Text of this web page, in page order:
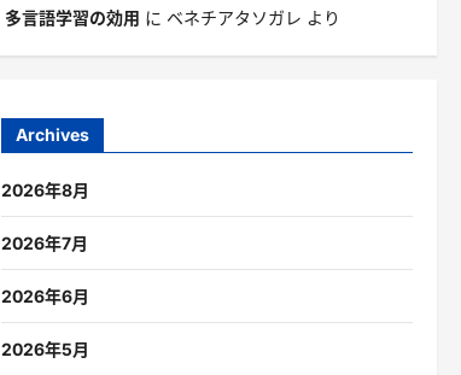
多言語学習の効用 に ベネチアタソガレ より
Archives
2026年8月
2026年7月
2026年6月
2026年5月